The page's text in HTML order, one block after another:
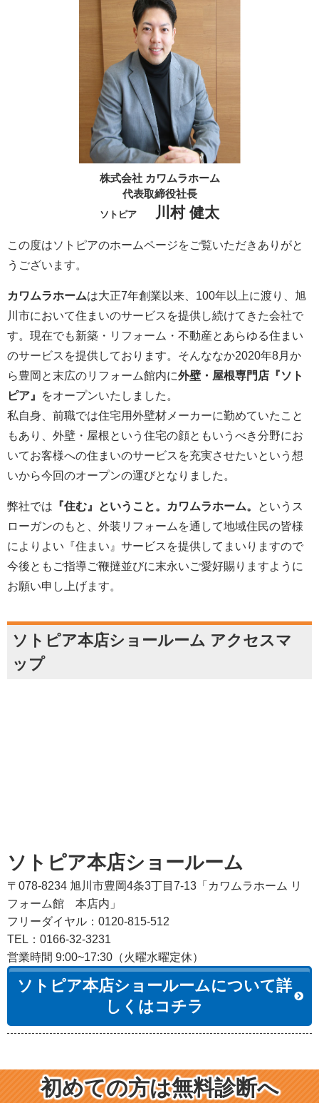
株式会社 カワムラホーム
代表取締役社長
ソトピア 川村 健太
この度はソトピアのホームページをご覧いただきありがと
うございます。
カワムラホームは大正7年創業以来、100年以上に渡り、旭
川市において住まいのサービスを提供し続けてきた会社で
す。現在でも新築・リフォーム・不動産とあらゆる住まい
のサービスを提供しております。そんななか2020年8月か
ら豊岡と末広のリフォーム館内に外壁・屋根専門店『ソト
ピア』
をオープンいたしました。
私自身、前職では住宅用外壁材メーカーに勤めていたこと
もあり、外壁・屋根という住宅の顔ともいうべき分野にお
いてお客様への住まいのサービスを充実させたいという想
いから今回のオープンの運びとなりました。
弊社では 『住む』ということ。カワムラホーム。
というス
ローガンのもと、外装リフォームを通して地域住民の皆様
によりよい『住まい』サービスを提供してまいりますので
今後ともご指導ご鞭撻並びに末永いご愛好賜りますように
お願い申し上げます。
ソトピア本店ショールーム アクセスマ
ップ
ソトピア本店ショールーム
〒078-8234 旭川市豊岡4条3丁目7-13「カワムラホーム リ
フォーム館 本店内」
フリーダイヤル：0120-815-512
TEL：0166-32-3231
営業時間 9:00~17:30（火曜水曜定休）
ソトピア本店ショールームについて詳
しくはコチラ
初めての方は無料診断へ